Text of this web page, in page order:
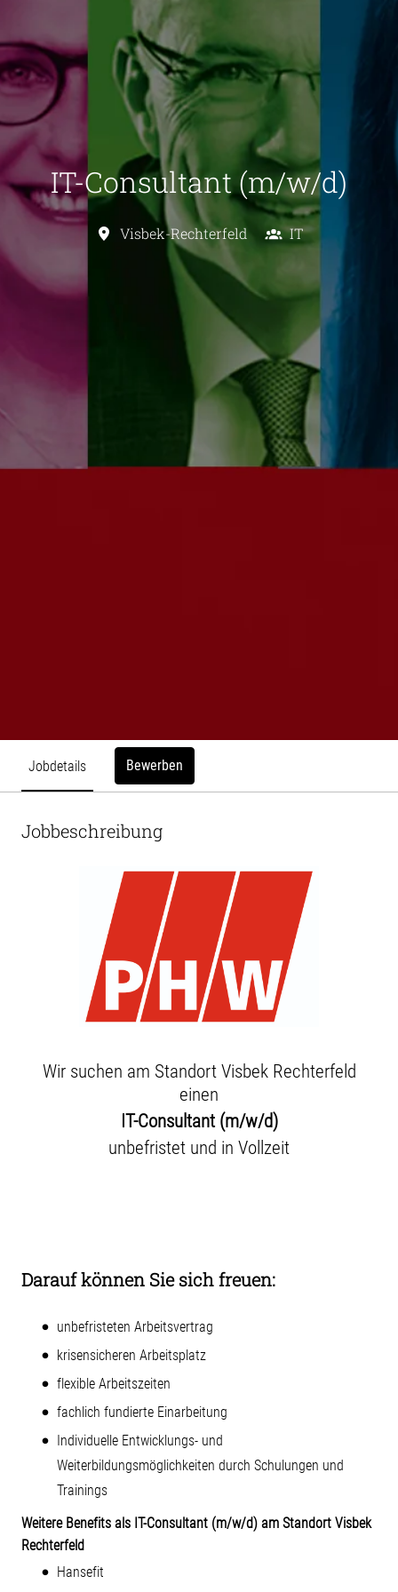
IT-Consultant (m/w/d)
Visbek-Rechterfeld IT
Jobdetails Bewerben
Jobbeschreibung
Wir suchen am Standort Visbek Rechterfeld
einen
IT-Consultant (m/w/d)
unbefristet und in Vollzeit
Darauf können Sie sich freuen:
unbefristeten Arbeitsvertrag
krisensicheren Arbeitsplatz
flexible Arbeitszeiten
fachlich fundierte Einarbeitung
Individuelle Entwicklungs- und
Weiterbildungsmöglichkeiten durch Schulungen und
Trainings
Weitere Benefits als IT-Consultant (m/w/d) am Standort Visbek
Rechterfeld
Hansefit